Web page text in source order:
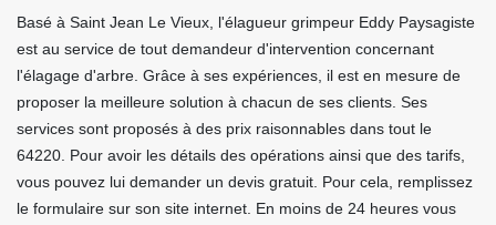
Basé à Saint Jean Le Vieux, l'élagueur grimpeur Eddy Paysagiste
est au service de tout demandeur d'intervention concernant
l'élagage d'arbre. Grâce à ses expériences, il est en mesure de
proposer la meilleure solution à chacun de ses clients. Ses
services sont proposés à des prix raisonnables dans tout le
64220. Pour avoir les détails des opérations ainsi que des tarifs,
vous pouvez lui demander un devis gratuit. Pour cela, remplissez
le formulaire sur son site internet. En moins de 24 heures vous